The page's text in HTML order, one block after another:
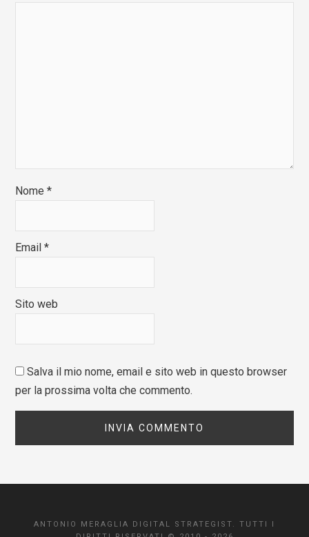
Nome*
Email*
Sito web
Salva il mio nome, email e sito web in questo browser
per la prossima volta che commento.
ANTONIO MERAGLIA DIGITAL STRATEGIST. TUTTI I